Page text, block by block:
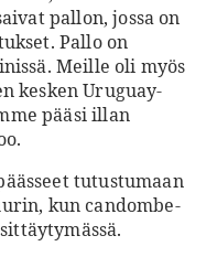
pallon, jossa on
Pallo on
Meille oli myös
kesken Uruguay-
pääsi illan
tutustumaan
kun candombe-